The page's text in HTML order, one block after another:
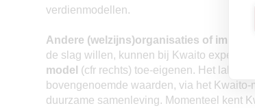
verdienmodellen.
Andere (welzijns)organisaties of
de slag willen, kunnen bij Kwaito
model (cfr rechts) toe-eigenen. Het label
bovengenoemde waarden, via het
duurzame samenleving. Momenteel kent